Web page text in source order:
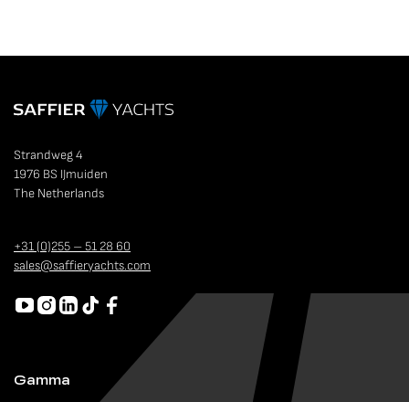
Strandweg 4
1976 BS IJmuiden
The Netherlands
+31 (0)255 – 51 28 60
sales@saffieryachts.com
Gamma